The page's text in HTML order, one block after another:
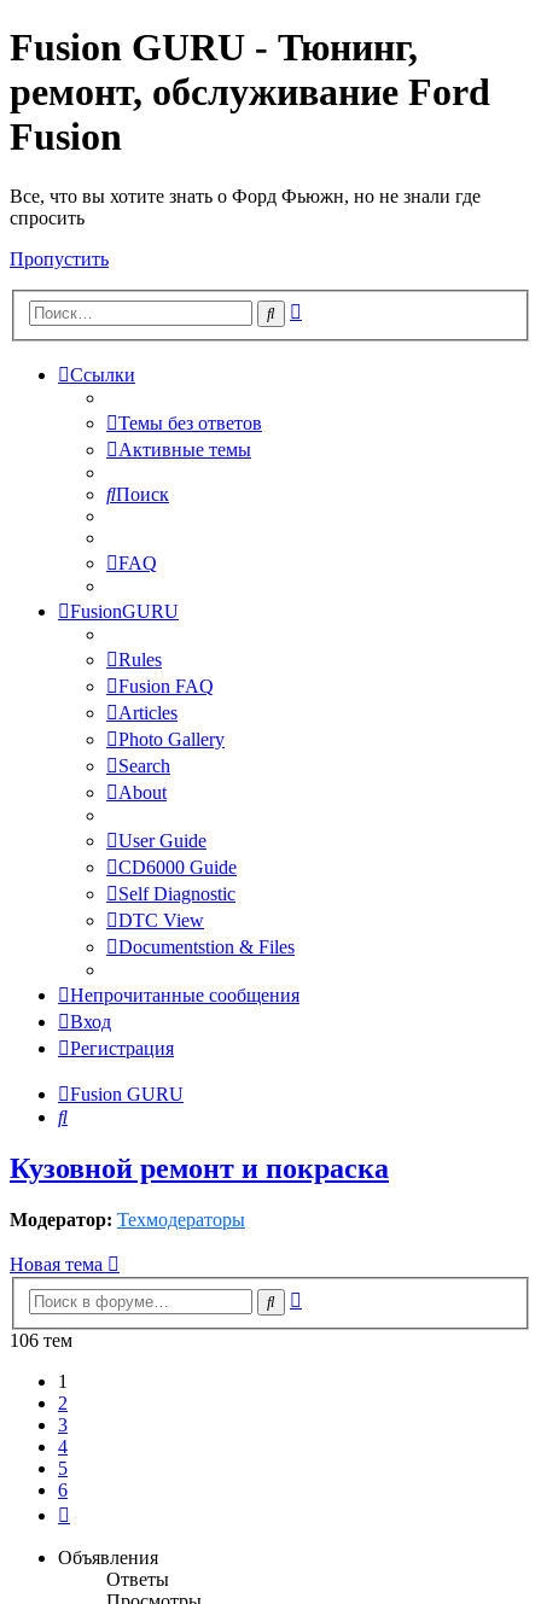
Fusion GURU - Тюнинг,
ремонт, обслуживание Ford
Fusion
Все, что вы хотите знать о Форд Фьюжн, но не знали где
спросить
Пропустить
Поиск
Ссылки
Темы без ответов
Активные темы
Поиск
FAQ
FusionGURU
Rules
Fusion FAQ
Articles
Photo Gallery
Search
About
User Guide
CD6000 Guide
Self Diagnostic
DTC View
Documentstion & Files
Непрочитанные сообщения
Вход
Регистрация
Fusion GURU
Поиск
Кузовной ремонт и покраска
Модератор: Техмодераторы
Новая тема
Поиск
106 тем
1
2
3
4
5
6
Объявления
Ответы